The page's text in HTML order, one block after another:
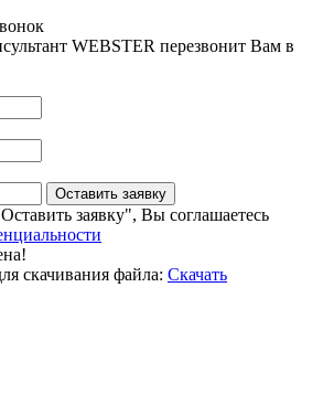
WEBSTER перезвонит Вам в
Оставить заявку
заявку", Вы соглашаетесь
скачивания файла: Скачать